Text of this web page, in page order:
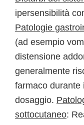
ipersensibilità
Patologie
(ad esempio
distensione
generalmente
farmaco durante
dosaggio.
sottocutaneo: